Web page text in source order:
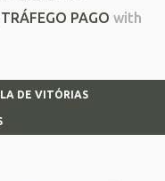
TRÁFEGO PAGO with
DE VITÓRIAS